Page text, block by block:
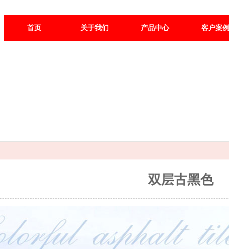
首页 关于我们 产品中心 客户案例
双层古黑色